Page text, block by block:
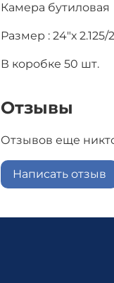
Камера бутиловая
Размер : 24"х
В коробке 50 шт.
Отзывы
Отзывов еще
Написать отзыв